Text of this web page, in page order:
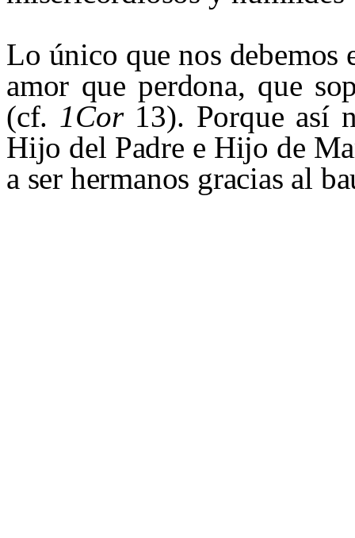
Lo único que nos debemos
amor que perdona, que
(cf. 1Cor13). Porque así
Hijo del Padre e Hijo de
a ser hermanos gracias al